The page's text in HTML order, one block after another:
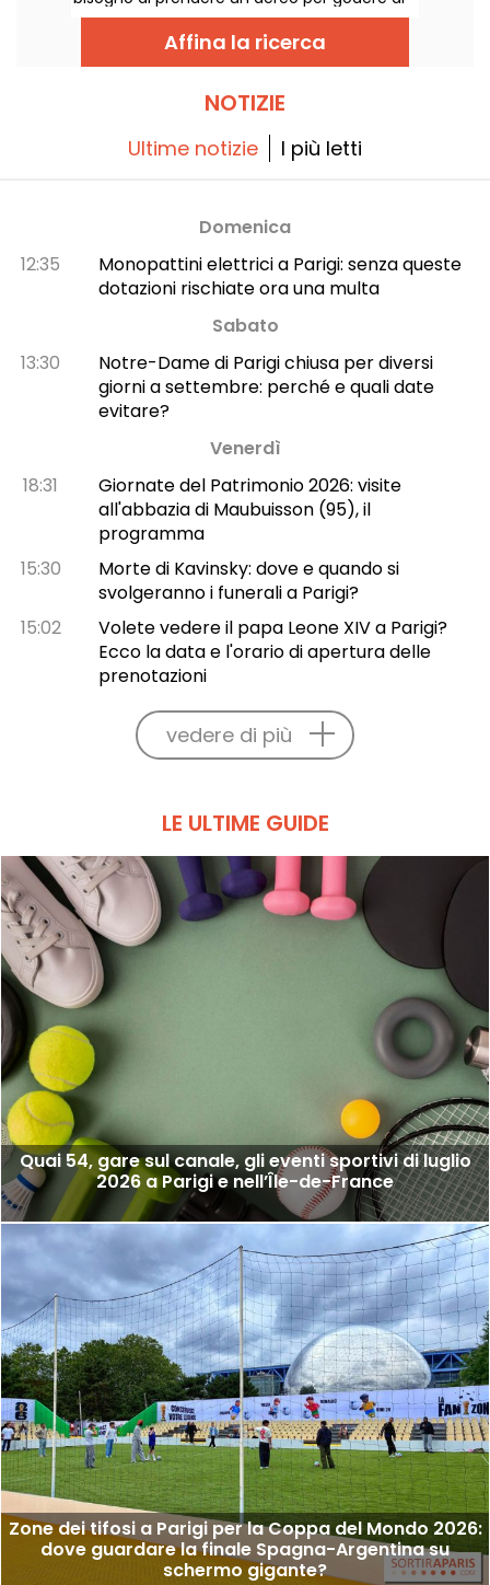
questa esperienza di benessere: c'è un
concetto a portata di click nella regione di
Parigi. Bonus: i servizi sono adatti anche ai
capelli e alle ciocche ricce!
Affina la ricerca
NOTIZIE
Ultime notizie I più letti
Domenica
12:35
Monopattini elettrici a Parigi: senza queste
dotazioni rischiate ora una multa
Sabato
13:30
Notre-Dame di Parigi chiusa per diversi
giorni a settembre: perché e quali date
evitare?
Venerdì
18:31
Giornate del Patrimonio 2026: visite
all'abbazia di Maubuisson (95), il
programma
15:30
Morte di Kavinsky: dove e quando si
svolgeranno i funerali a Parigi?
15:02
Volete vedere il papa Leone XIV a Parigi?
Ecco la data e l'orario di apertura delle
prenotazioni
vedere di più
LE ULTIME GUIDE
Quai 54, gare sul canale, gli eventi sportivi di luglio
2026 a Parigi e nell’Île-de-France
Zone dei tifosi a Parigi per la Coppa del Mondo 2026:
dove guardare la finale Spagna-Argentina su
schermo gigante?